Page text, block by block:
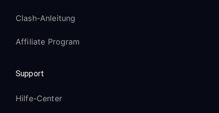
Clash-Anleitung
Affiliate Program
Support
Hilfe-Center